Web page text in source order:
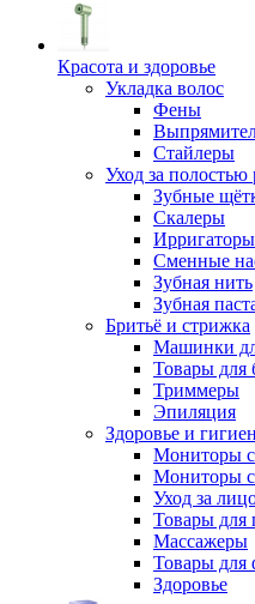
Красота и здоровье
Укладка волос
Фены
Стайлеры
Уход за полостью
Зубные
Скалеры
Ирригаторы
Сменные
Зубная нить
Зубная
Бритьё и стрижка
Машинки
Товары для
Триммеры
Эпиляция
Здоровье и
Мониторы
Мониторы
Уход за
Товары для
Массажеры
Товары для
Здоровье